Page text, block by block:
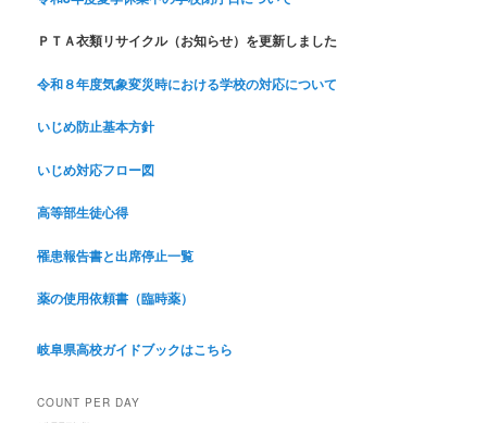
ＰＴＡ衣類リサイクル（お知らせ）を更新しました
令和８年度気象変災時における学校の対応について
いじめ防止基本方針
いじめ対応フロー図
高等部生徒心得
罹患報告書と出席停止一覧
薬の使用依頼書（臨時薬）
岐阜県高校ガイドブックはこちら
COUNT PER DAY